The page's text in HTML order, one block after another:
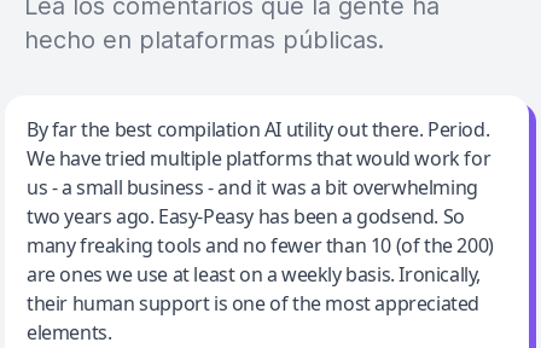
Lea los comentarios que la gente ha
hecho en plataformas públicas.
Jeff Wilson
By far the best compilation AI utility
By far the best compilation AI utility out there. Period.
We have tried multiple platforms that would work for
us - a small business - and it was a bit overwhelming
two years ago. Easy-Peasy has been a godsend. So
many freaking tools and no fewer than 10 (of the 200)
are ones we use at least on a weekly basis. Ironically,
their human support is one of the most appreciated
elements.